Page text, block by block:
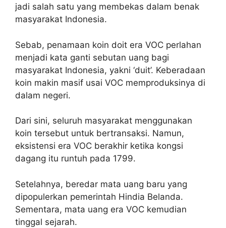
jadi salah satu yang membekas dalam benak
masyarakat Indonesia.
Sebab, penamaan koin doit era VOC perlahan
menjadi kata ganti sebutan uang bagi
masyarakat Indonesia, yakni ‘duit’. Keberadaan
koin makin masif usai VOC memproduksinya di
dalam negeri.
Dari sini, seluruh masyarakat menggunakan
koin tersebut untuk bertransaksi. Namun,
eksistensi era VOC berakhir ketika kongsi
dagang itu runtuh pada 1799.
Setelahnya, beredar mata uang baru yang
dipopulerkan pemerintah Hindia Belanda.
Sementara, mata uang era VOC kemudian
tinggal sejarah.